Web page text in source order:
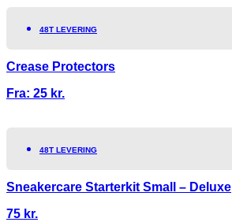
48T LEVERING
Crease Protectors
Fra: 25 kr.
48T LEVERING
Sneakercare Starterkit Small – Deluxe
75 kr.